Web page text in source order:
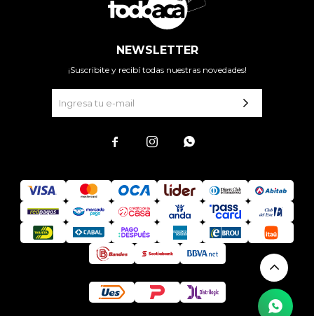
NEWSLETTER
¡Suscribite y recibí todas nuestras novedades!
  